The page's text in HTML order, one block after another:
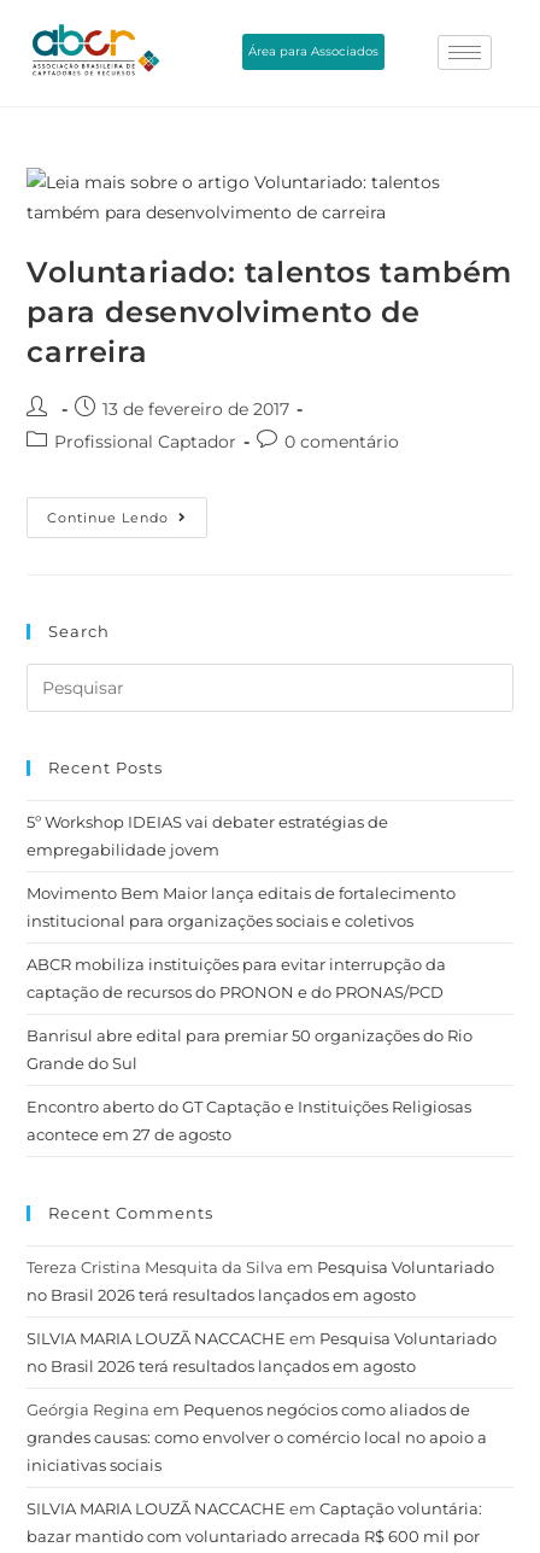
Área para Associados
Voluntariado: talentos também
para desenvolvimento de
carreira
13 de fevereiro de 2017
Profissional Captador
0 comentário
Continue Lendo
Search
Recent Posts
5º Workshop IDEIAS vai debater estratégias de
empregabilidade jovem
Movimento Bem Maior lança editais de fortalecimento
institucional para organizações sociais e coletivos
ABCR mobiliza instituições para evitar interrupção da
captação de recursos do PRONON e do PRONAS/PCD
Banrisul abre edital para premiar 50 organizações do Rio
Grande do Sul
Encontro aberto do GT Captação e Instituições Religiosas
acontece em 27 de agosto
Recent Comments
Tereza Cristina Mesquita da Silva em Pesquisa Voluntariado
no Brasil 2026 terá resultados lançados em agosto
SILVIA MARIA LOUZÃ NACCACHE em Pesquisa Voluntariado
no Brasil 2026 terá resultados lançados em agosto
Geórgia Regina em Pequenos negócios como aliados de
grandes causas: como envolver o comércio local no apoio a
iniciativas sociais
SILVIA MARIA LOUZÃ NACCACHE emCaptação voluntária:
bazar mantido com voluntariado arrecada R$ 600 mil por